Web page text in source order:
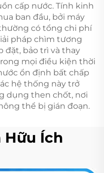
cấp nước. Tính kinh
ban đầu, bởi máy
có tổng chi phí
pháp chìm tương
đặt, bảo trì và thay
mọi điều kiện thời
ổn định bất chấp
hệ thống này trở
dụng then chốt, nơi
thể bị gián đoạn.
Hữu Ích